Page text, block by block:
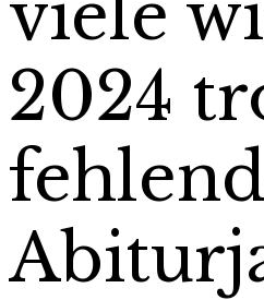
2024